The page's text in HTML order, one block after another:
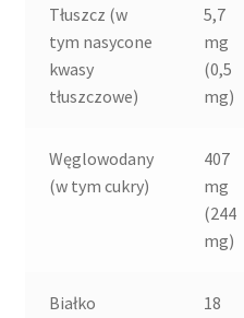
Tłuszcz (w
tym nasycone
kwasy
tłuszczowe)
5,7
mg
(0,5
mg)
Węglowodany
(w tym cukry)
407
mg
(244
mg)
Białko
18